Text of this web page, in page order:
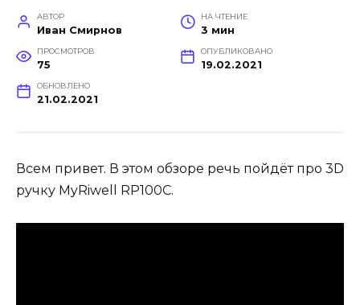
АВТОР
Иван Смирнов
НА ЧТЕНИЕ
3 мин
ПРОСМОТРОВ
75
ОПУБЛИКОВАНО
19.02.2021
ОБНОВЛЕНО
21.02.2021
Всем привет. В этом обзоре речь пойдёт про 3D
ручку MyRiwell RP100C.